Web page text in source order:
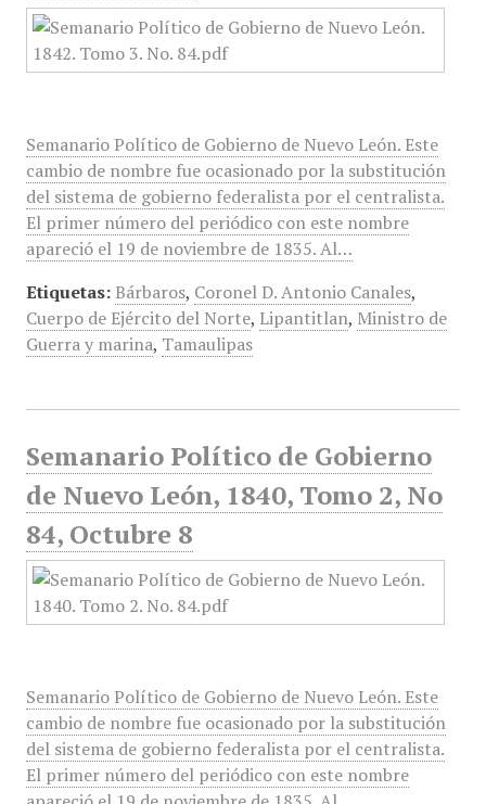
Semanario Político de Gobierno de Nuevo León. Este
cambio de nombre fue ocasionado por la substitución
del sistema de gobierno federalista por el centralista.
El primer número del periódico con este nombre
apareció el 19 de noviembre de 1835. Al…
Etiquetas: Bárbaros, Coronel D. Antonio Canales,
Cuerpo de Ejército del Norte, Lipantitlan, Ministro de
Guerra y marina, Tamaulipas
Semanario Político de Gobierno
de Nuevo León, 1840, Tomo 2, No
84, Octubre 8
Semanario Político de Gobierno de Nuevo León. Este
cambio de nombre fue ocasionado por la substitución
del sistema de gobierno federalista por el centralista.
El primer número del periódico con este nombre